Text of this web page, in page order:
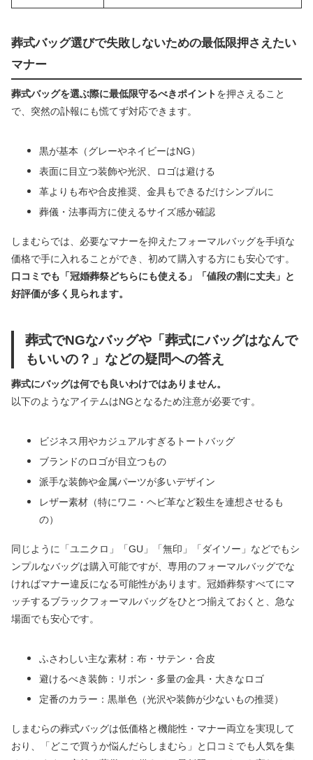
葬式バッグ選びで失敗しないための最低限押さえたい
マナー
葬式バッグを選ぶ際に最低限守るべきポイントを押さえること
で、突然の訃報にも慌てず対応できます。
黒が基本（グレーやネイビーはNG）
表面に目立つ装飾や光沢、ロゴは避ける
革よりも布や合皮推奨、金具もできるだけシンプルに
葬儀・法事両方に使えるサイズ感か確認
しまむらでは、必要なマナーを抑えたフォーマルバッグを手頃な
価格で手に入れることができ、初めて購入する方にも安心です。
口コミでも「冠婚葬祭どちらにも使える」「値段の割に丈夫」と
好評価が多く見られます。
葬式でNGなバッグや「葬式にバッグはなんで
もいいの？」などの疑問への答え
葬式にバッグは何でも良いわけではありません。
以下のようなアイテムはNGとなるため注意が必要です。
ビジネス用やカジュアルすぎるトートバッグ
ブランドのロゴが目立つもの
派手な装飾や金属パーツが多いデザイン
レザー素材（特にワニ・ヘビ革など殺生を連想させるも
の）
同じように「ユニクロ」「GU」「無印」「ダイソー」などでもシ
ンプルなバッグは購入可能ですが、専用のフォーマルバッグでな
ければマナー違反になる可能性があります。冠婚葬祭すべてにマ
ッチするブラックフォーマルバッグをひとつ揃えておくと、急な
場面でも安心です。
ふさわしい主な素材：布・サテン・合皮
避けるべき装飾：リボン・多量の金具・大きなロゴ
定番のカラー：黒単色（光沢や装飾が少ないもの推奨）
しまむらの葬式バッグは低価格と機能性・マナー両立を実現して
おり、「どこで買うか悩んだらしまむら」と口コミでも人気を集